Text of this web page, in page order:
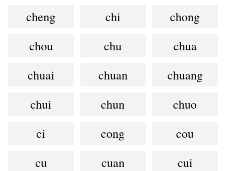
cheng
chi
chong
chou
chu
chua
chuai
chuan
chuang
chui
chun
chuo
ci
cong
cou
cu
cuan
cui